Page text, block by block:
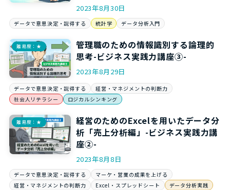
2023年8月30日
データで意思決定・説得する 統計学 データ分析入門
難易度：★
管理職のための情報識別する論理的
思考-ビジネス実践力講座③-
2023年8月29日
データで意思決定・説得する
経営・マネジメントの判断力
社会人リテラシー
ロジカルシンキング
難易度：★
経営のためのExcelを用いたデータ分
析「売上分析編」-ビジネス実践力講
座②-
2023年8月8日
データで意思決定・説得する
マーケ・営業の成果を上げる
経営・マネジメントの判断力
Excel・スプレッドシート データ分析実践